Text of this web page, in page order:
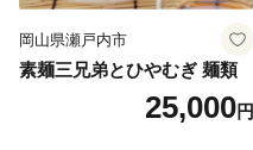
岡山県瀬戸内市
素麺三兄弟とひやむぎ 麺類
25,000円